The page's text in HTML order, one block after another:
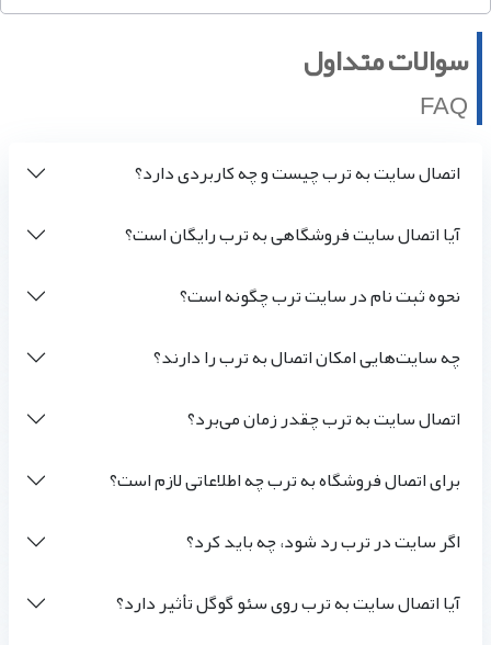
سوالات متداول
FAQ
اتصال سایت به ترب چیست و چه کاربردی دارد؟
آیا اتصال سایت فروشگاهی به ترب رایگان است؟
نحوه ثبت نام در سایت ترب چگونه است؟
چه سایت‌هایی امکان اتصال به ترب را دارند؟
اتصال سایت به ترب چقدر زمان می‌برد؟
برای اتصال فروشگاه به ترب چه اطلاعاتی لازم است؟
اگر سایت در ترب رد شود، چه باید کرد؟
آیا اتصال سایت به ترب روی سئو گوگل تأثیر دارد؟